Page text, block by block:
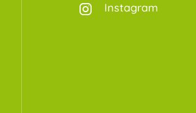
Instagram